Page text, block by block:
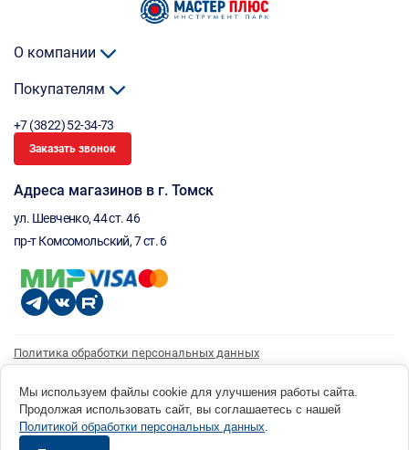
О компании
Покупателям
+7 (3822) 52-34-73
Заказать звонок
Адреса магазинов в г. Томск
ул. Шевченко, 44 ст. 46
пр-т Комсомольский, 7 ст. 6
Политика обработки персональных данных
Согласие на получение рассылки
© 1996 - 2026 инструмент парк «Мастер Плюс» Россия, г. Томск, ул. Шевченко, 44 ст. 46, (3822) 52-34-
73 okp@masterplus.tomsk.ru ИП Брусницын Д.Н. ИНН 701700002741
Мы используем файлы cookie для улучшения работы сайта.
Продолжая использовать сайт, вы соглашаетесь с нашей
Политикой обработки персональных данных.